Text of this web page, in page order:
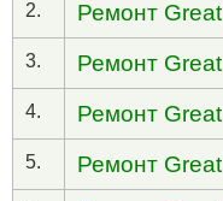
2. Ремонт
3. Ремонт
4. Ремонт
5. Ремонт